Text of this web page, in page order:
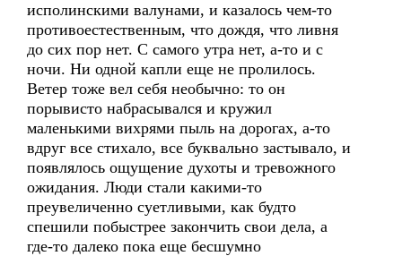
исполинскими валунами, и казалось чем-то
противоестественным, что дождя, что ливня
до сих пор нет. С самого утра нет, а-то и с
ночи. Ни одной капли еще не пролилось.
Ветер тоже вел себя необычно: то он
порывисто набрасывался и кружил
маленькими вихрями пыль на дорогах, а-то
вдруг все стихало, все буквально застывало, и
появлялось ощущение духоты и тревожного
ожидания. Люди стали какими-то
преувеличенно суетливыми, как будто
спешили побыстрее закончить свои дела, а
где-то далеко пока еще бесшумно